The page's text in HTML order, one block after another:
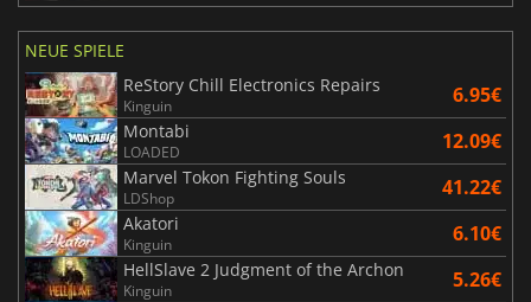
NEUE SPIELE
ReStory Chill Electronics Repairs
Kinguin 6.95€
Montabi
LOADED 12.09€
Marvel Tokon Fighting Souls
LDShop 41.22€
Akatori
Kinguin 6.10€
HellSlave 2 Judgment of the Archon
Kinguin 5.26€